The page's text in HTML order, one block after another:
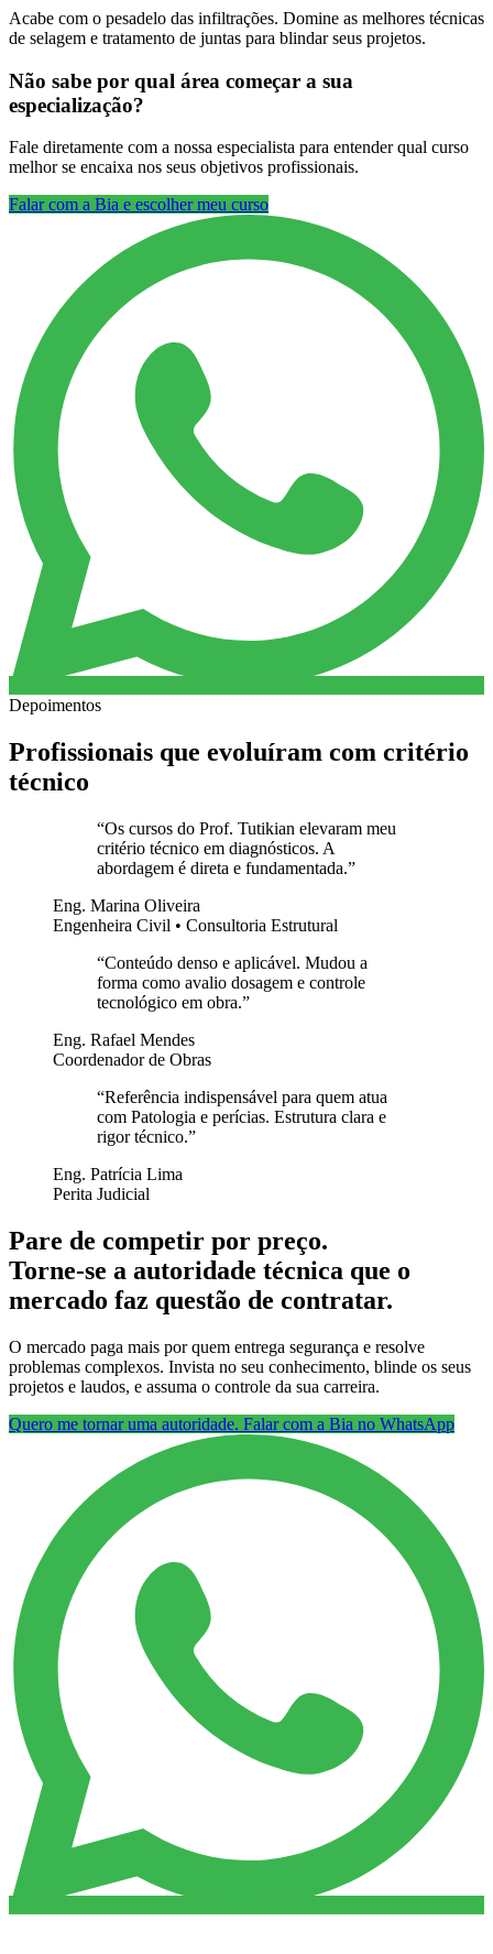
Acabe com o pesadelo das infiltrações. Domine as melhores técnicas
de selagem e tratamento de juntas para blindar seus projetos.
Não sabe por qual área começar a sua
especialização?
Fale diretamente com a nossa especialista para entender qual curso
melhor se encaixa nos seus objetivos profissionais.
Falar com a Bia e escolher meu curso
Depoimentos
Profissionais que evoluíram com critério
técnico
“Os cursos do Prof. Tutikian elevaram meu
critério técnico em diagnósticos. A
abordagem é direta e fundamentada.”
Eng. Marina Oliveira
Engenheira Civil • Consultoria Estrutural
“Conteúdo denso e aplicável. Mudou a
forma como avalio dosagem e controle
tecnológico em obra.”
Eng. Rafael Mendes
Coordenador de Obras
“Referência indispensável para quem atua
com Patologia e perícias. Estrutura clara e
rigor técnico.”
Eng. Patrícia Lima
Perita Judicial
Pare de competir por preço.
Torne-se a autoridade técnica que o
mercado faz questão de contratar.
O mercado paga mais por quem entrega segurança e resolve
problemas complexos. Invista no seu conhecimento, blinde os seus
projetos e laudos, e assuma o controle da sua carreira.
Quero me tornar uma autoridade. Falar com a Bia no WhatsApp